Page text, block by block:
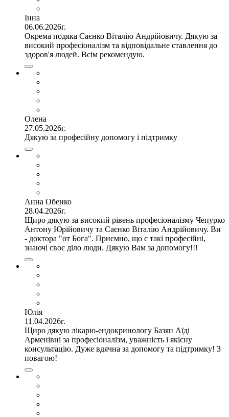
Інна
06.06.2026г.
Окрема подяка Саєнко Віталію Андрійовичу. Дякую за
високий професіоналізм та відповідальне ставлення до
здоров'я людей. Всім рекомендую.
Олена
27.05.2026г.
Дякую за професійну допомогу і підтримку
Анна Обенко
28.04.2026г.
Щиро дякую за високий рівень професіоналізму Чепурко
Антону Юрійовичу та Саєнко Віталію Андрійовичу. Ви
- доктора "от Бога". Приємно, що є такі професійні,
знаючі своє діло люди. Дякую Вам за допомогу!!!
Юлія
11.04.2026г.
Щиро дякую лікарю-ендокринологу Базян Аїді
Арменівні за професіоналізм, уважність і якісну
консультацію. Дуже вдячна за допомогу та підтримку! З
повагою!